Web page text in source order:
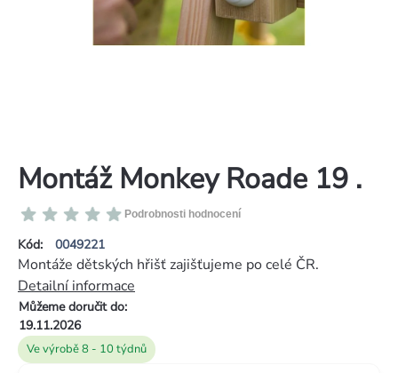
Montáž Monkey Roade 19 .
Kód: 0049221
Průměrné
hodnocení
produktu
je
0,0
z
5
hvězdiček.
Podrobnosti hodnocení
Ve výrobě 8 - 10 týdnů
Můžeme doručit do:
19.11.2026
Montáže dětských hřišť zajišťujeme po celé ČR.
Detailní informace